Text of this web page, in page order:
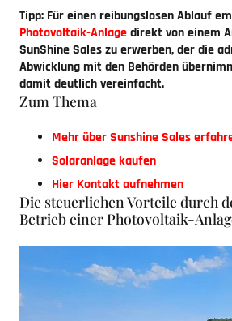
Tipp: Für einen reibungslosen Ablauf
Photovoltaik-Anlagedirekt von einem
SunShine Sales zu erwerben, der die
Abwicklung mit den Behörden
damit deutlich vereinfacht.
Zum Thema
Mehr über Sunshine Sales
Solaranlage kaufen
Hier Kontakt aufnehmen
Die steuerlichen Vorteile durch
Betrieb einer Photovoltaik-